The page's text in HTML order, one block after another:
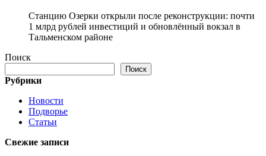
Станцию Озерки открыли после реконструкции: почти
1 млрд рублей инвестиций и обновлённый вокзал в
Тальменском районе
Поиск
Поиск
Рубрики
Новости
Подворье
Статьи
Свежие записи